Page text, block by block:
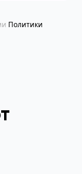
Политики